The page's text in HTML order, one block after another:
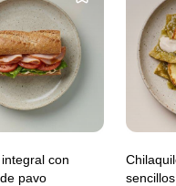
con
pavo